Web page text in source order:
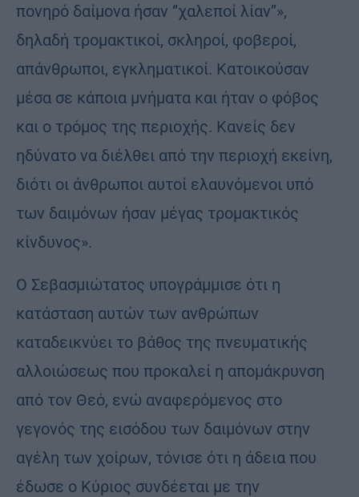
πονηρό δαίμονα ήσαν ‘’χαλεποί λίαν’’»,
δηλαδή τρομακτικοί, σκληροί, φοβεροί,
απάνθρωποι, εγκληματικοί. Κατοικούσαν
μέσα σε κάποια μνήματα και ήταν ο φόβος
και ο τρόμος της περιοχής. Κανείς δεν
ηδύνατο να διέλθει από την περιοχή εκείνη,
διότι οι άνθρωποι αυτοί ελαυνόμενοι υπό
των δαιμόνων ήσαν μέγας τρομακτικός
κίνδυνος».
Ο Σεβασμιώτατος υπογράμμισε ότι η
κατάσταση αυτών των ανθρώπων
καταδεικνύει το βάθος της πνευματικής
αλλοιώσεως που προκαλεί η απομάκρυνση
από τον Θεό, ενώ αναφερόμενος στο
γεγονός της εισόδου των δαιμόνων στην
αγέλη των χοίρων, τόνισε ότι η άδεια που
έδωσε ο Κύριος συνδέεται με την